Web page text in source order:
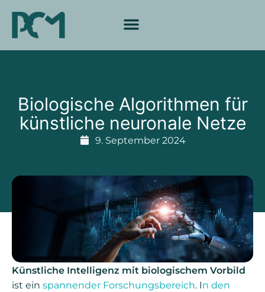
Biologische Algorithmen für
künstliche neuronale Netze
9. September 2024
Künstliche Intelligenz mit biologischem Vorbild
ist ein spannender Forschungsbereich. In den